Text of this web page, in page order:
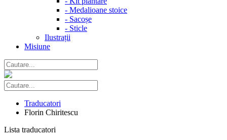
- Medalioane stoice
- Sacoșe
- Sticle
Ilustrații
Misiune
Traducatori
Florin Chiritescu
Lista traducatori